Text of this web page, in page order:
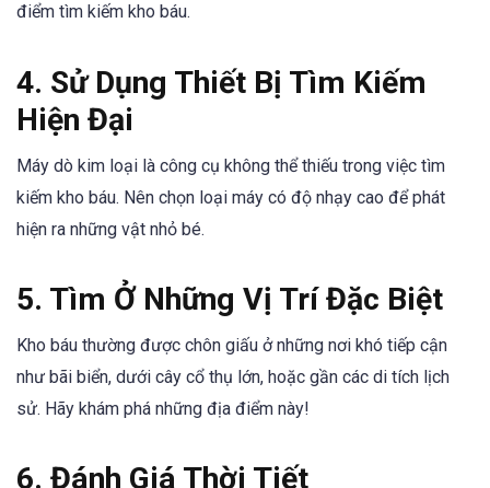
điểm tìm kiếm kho báu.
4. Sử Dụng Thiết Bị Tìm Kiếm
Hiện Đại
Máy dò kim loại là công cụ không thể thiếu trong việc tìm
kiếm kho báu. Nên chọn loại máy có độ nhạy cao để phát
hiện ra những vật nhỏ bé.
5. Tìm Ở Những Vị Trí Đặc Biệt
Kho báu thường được chôn giấu ở những nơi khó tiếp cận
như bãi biển, dưới cây cổ thụ lớn, hoặc gần các di tích lịch
sử. Hãy khám phá những địa điểm này!
6. Đánh Giá Thời Tiết